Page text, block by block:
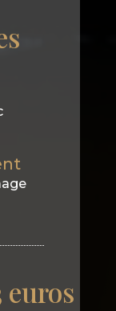
euros